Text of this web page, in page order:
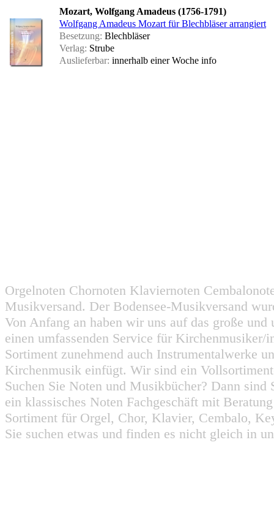
Mozart, Wolfgang Amadeus (1756-1791)
Wolfgang Amadeus Mozart für Blechbläser arrangiert
Besetzung: Blechbläser
Verlag: Strube
Auslieferbar: innerhalb einer Woche info
Orgelnoten Chornoten Klaviernoten
Musikversand. Der Bodensee-Musikversand
Von Anfang an haben wir uns auf das große
einen umfassenden Service für
Sortiment zunehmend auch Instrumentalwerke
Kirchenmusik einfügt. Wir sind ein
Suchen Sie Noten und Musikbücher? Dann
ein klassisches Noten Fachgeschäft mit
Sortiment für Orgel, Chor, Klavier, Cembalo,
Sie suchen etwas und finden es nicht gleich in